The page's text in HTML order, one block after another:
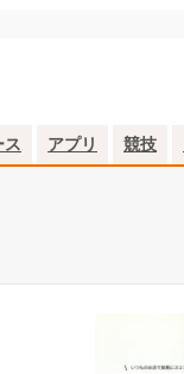
ス アプリ 競技